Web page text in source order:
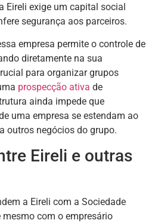
Eireli exige um capital social
segurança aos parceiros.
empresa permite o controle de
diretamente na sua
para organizar grupos
prospecção ativa de
ainda impede que
uma empresa se estendam ao
outros negócios do grupo.
Eireli e outras
a Eireli com a Sociedade
com o empresário